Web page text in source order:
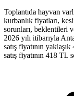
Toplantıda hayvan
kurbanlık fiyatları,
sorunları, beklentileri
2026 yılı itibarıyla
satış fiyatının
satış fiyatının 418